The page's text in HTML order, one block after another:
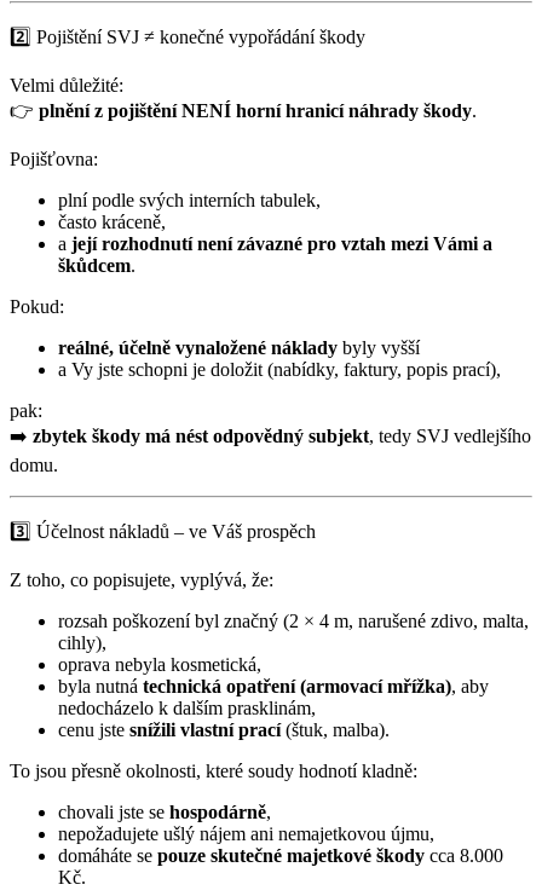
2️⃣ Pojištění SVJ ≠ konečné vypořádání škody
Velmi důležité:
👉 plnění z pojištění NENÍ horní hranicí náhrady škody.
Pojišťovna:
plní podle svých interních tabulek,
často kráceně,
a její rozhodnutí není závazné pro vztah mezi Vámi a
škůdcem.
Pokud:
reálné, účelně vynaložené náklady byly vyšší
a Vy jste schopni je doložit (nabídky, faktury, popis prací),
pak:
➡️ zbytek škody má nést odpovědný subjekt, tedy SVJ vedlejšího
domu.
3️⃣ Účelnost nákladů – ve Váš prospěch
Z toho, co popisujete, vyplývá, že:
rozsah poškození byl značný (2 × 4 m, narušené zdivo, malta,
cihly),
oprava nebyla kosmetická,
byla nutná technická opatření (armovací mřížka), aby
nedocházelo k dalším prasklinám,
cenu jste snížili vlastní prací(štuk, malba).
To jsou přesně okolnosti, které soudy hodnotí kladně:
chovali jste se hospodárně,
nepožadujete ušlý nájem ani nemajetkovou újmu,
domáháte se pouze skutečné majetkové škody cca 8.000
Kč.